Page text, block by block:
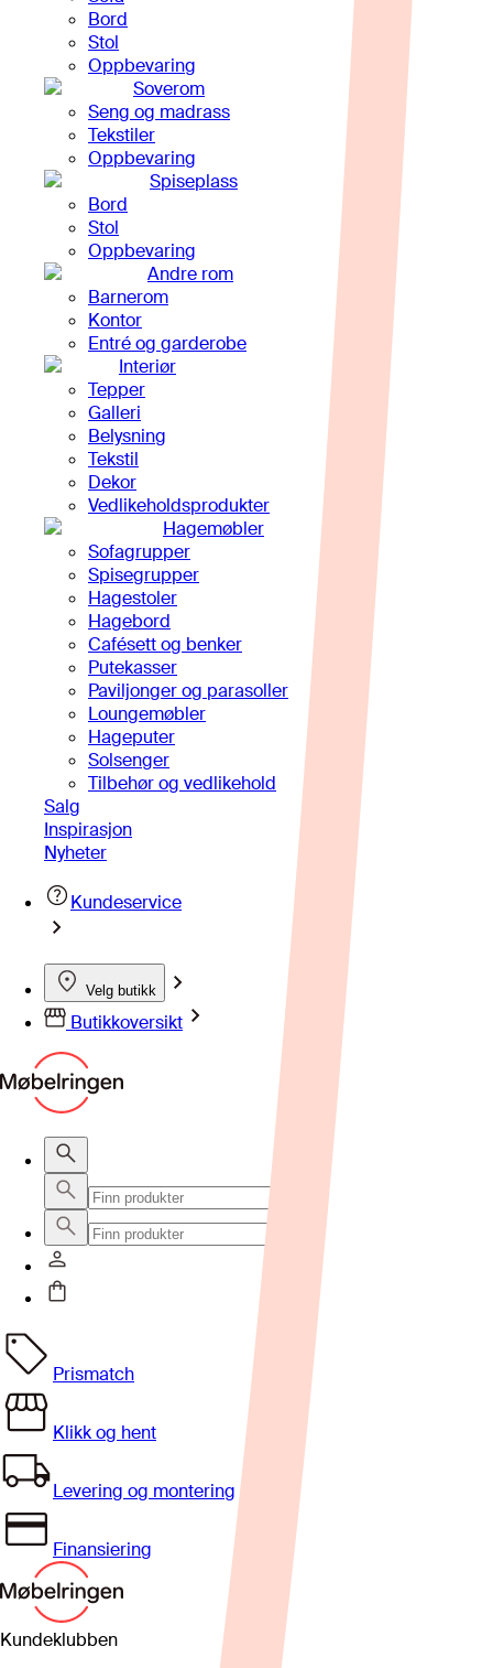
Bord
Stol
Oppbevaring
Soverom
Seng og madrass
Tekstiler
Oppbevaring
Spiseplass
Bord
Stol
Oppbevaring
Andre rom
Barnerom
Kontor
Entré og garderobe
Interiør
Tepper
Galleri
Belysning
Tekstil
Dekor
Vedlikeholdsprodukter
Hagemøbler
Sofagrupper
Spisegrupper
Hagestoler
Hagebord
Cafésett og benker
Putekasser
Paviljonger og parasoller
Loungemøbler
Hageputer
Solsenger
Tilbehør og vedlikehold
Salg
Inspirasjon
Nyheter
Kundeservice
Velg butikk
Butikkoversikt
Prismatch
Klikk og hent
Levering og montering
Finansiering
Kundeklubben